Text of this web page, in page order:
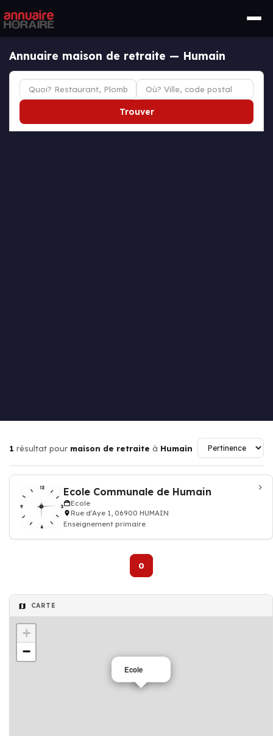
Annuaire maison de retraite — Humain
Trouver
1 résultat pour maison de retraite à Humain
Ecole Communale de Humain
Ecole
Rue d'Aye 1, 06900 HUMAIN
Enseignement primaire
0
CARTE
Ecole
+
−